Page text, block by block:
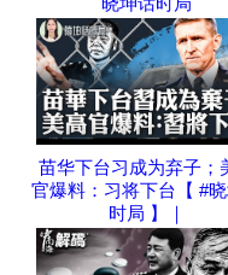
苗华下台习成为弃子；
官爆料：习将下台【 #
时局 】｜